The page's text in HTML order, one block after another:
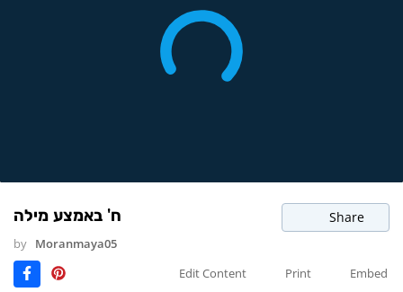
ח' באמצע מילה Share
by Moranmaya05
Edit Content
Print Embed